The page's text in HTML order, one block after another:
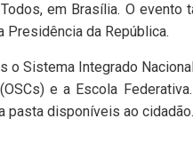
em Brasília. O
Presidência da República.
o Sistema Integrado
e a Escola
pasta disponíveis ao cidadão.